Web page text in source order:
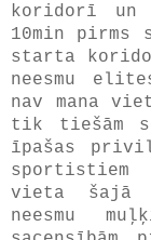
koridorī
10min pirms
starta
neesmu
nav mana
tik tiešām
īpašas
sportistiem
vieta šajā
neesmu